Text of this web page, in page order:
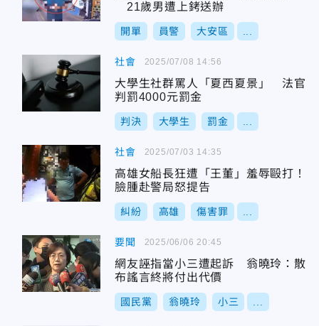
21歲男遭上銬送辦
開單 員警 大安區
社會
大學生社群罵人「夏西夏景」 法官
判罰4000元罰金
判決 大學生 罰金
2025/07/08 14:56
社會
高雄女船長狂遭「王董」羞辱毆打！
臉腫赴警局怒提告
糾紛 高雄 傷害罪
2025/07/03 14:35
要聞
網友誣指當小三遭起訴 翁曉玲：散
布謠言終將付出代價
國民黨 翁曉玲 小三
2025/06/06 20:45